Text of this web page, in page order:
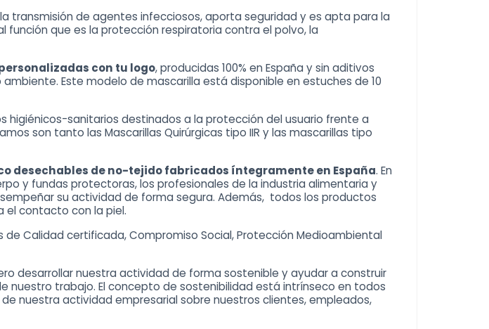
transmisión de agentes infecciosos, aporta seguridad y es apta para la
función que es la protección respiratoria contra el polvo, la
con tu logo, producidas 100% en España y sin aditivos
Este modelo de mascarilla está disponible en estuches de 10
sanitarios destinados a la protección del usuario frente a
son tanto las Mascarillas Quirúrgicas tipo IIR y las mascarillas tipo
desechables de no-tejido fabricados íntegramente en España. En
y fundas protectoras, los profesionales de la industria alimentaria y
su actividad de forma segura. Además, todos los productos
el contacto con la piel.
Calidad certificada, Compromiso Social, Protección Medioambiental
desarrollar nuestra actividad de forma sostenible y ayudar a construir
trabajo. El concepto de sostenibilidad está intrínseco en todos
nuestra actividad empresarial sobre nuestros clientes, empleados,